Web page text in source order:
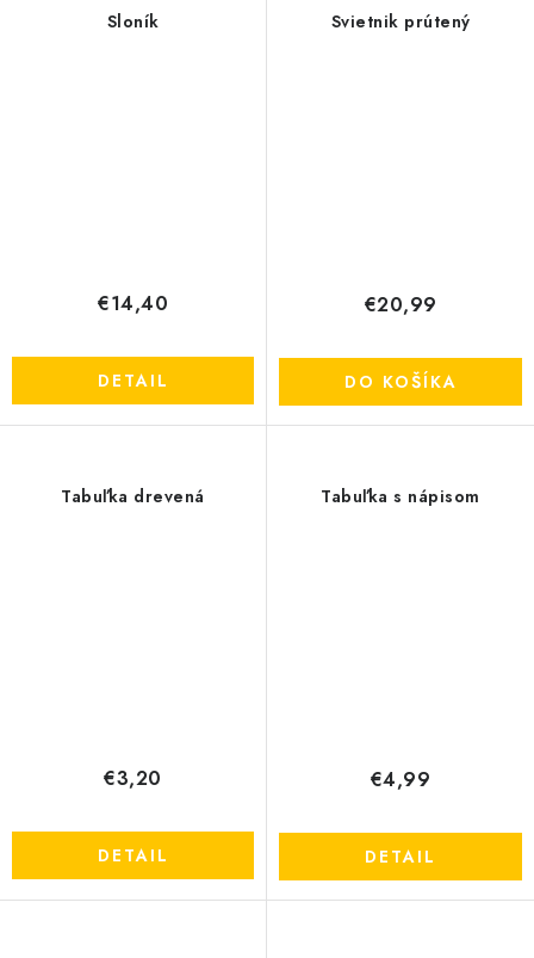
Sloník
€14,40
DETAIL
Svietnik prútený
€20,99
DO KOŠÍKA
Tabuľka drevená
€3,20
DETAIL
Tabuľka s nápisom
€4,99
DETAIL